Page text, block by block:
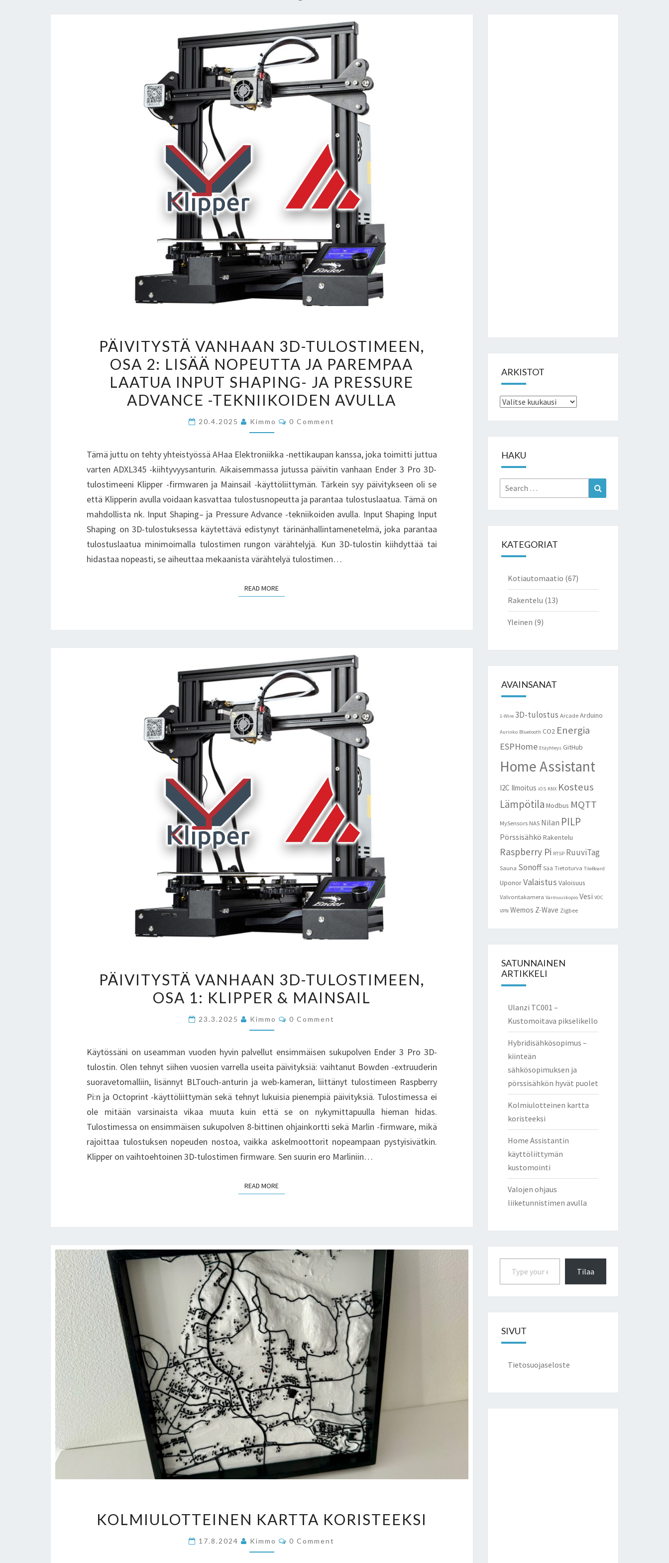
VANHAAN
3D-
TULOSTIMEEN,
OSA
2:
LISÄÄ
JA
PAREMPAA
LAATUA
INPUT
SHAPING-
JA
PRESSURE
ADVANCE
TEKNIIKOIDEN
PÄIVITYSTÄ VANHAAN 3D-TULOSTIMEEN,
OSA 2: LISÄÄ NOPEUTTA JA PAREMPAA
LAATUA INPUT SHAPING- JA PRESSURE
ADVANCE -TEKNIIKOIDEN AVULLA
20.4.2025 Kimmo Comments
0 Comment
Tämä juttu on tehty yhteistyössä AHaa Elektroniikka -nettikaupan kanssa, joka toimitti juttua
varten ADXL345 -kiihtyvyysanturin. Aikaisemmassa jutussa päivitin vanhaan Ender 3 Pro 3D-
tulostimeeni Klipper -firmwaren ja Mainsail -käyttöliittymän. Tärkein syy päivitykseen oli se
että Klipperin avulla voidaan kasvattaa tulostusnopeutta ja parantaa tulostuslaatua. Tämä on
mahdollista nk. Input Shaping– ja Pressure Advance -tekniikoiden avulla. Input Shaping Input
Shaping on 3D-tulostuksessa käytettävä edistynyt tärinänhallintamenetelmä, joka parantaa
tulostuslaatua minimoimalla tulostimen rungon värähtelyjä. Kun 3D-tulostin kiihdyttää tai
hidastaa nopeasti, se aiheuttaa mekaanista värähtelyä tulostimen…
READ MOREREAD MORE
VANHAAN
3D-
OSA
KLIPPER
&
MAINSAIL
PÄIVITYSTÄ VANHAAN 3D-TULOSTIMEEN,
OSA 1: KLIPPER & MAINSAIL
23.3.2025 Kimmo Comments
0 Comment
Käytössäni on useamman vuoden hyvin palvellut ensimmäisen sukupolven Ender 3 Pro 3D-
tulostin. Olen tehnyt siihen vuosien varrella useita päivityksiä: vaihtanut Bowden -extruuderin
suoravetomalliin, lisännyt BLTouch-anturin ja web-kameran, liittänyt tulostimeen Raspberry
Pi:n ja Octoprint -käyttöliittymän sekä tehnyt lukuisia pienempiä päivityksiä. Tulostimessa ei
ole mitään varsinaista vikaa muuta kuin että se on nykymittapuulla hieman hidas.
Tulostimessa on ensimmäisen sukupolven 8-bittinen ohjainkortti sekä Marlin -firmware, mikä
rajoittaa tulostuksen nopeuden nostoa, vaikka askelmoottorit nopeampaan pystyisivätkin.
Klipper on vaihtoehtoinen 3D-tulostimen firmware. Sen suurin ero Marliniin…
READ MOREREAD MORE
KARTTA
KORISTEEKSI
KOLMIULOTTEINEN KARTTA KORISTEEKSI
17.8.2024 Kimmo Comments
0 Comment
ARKISTOT
Arkistot
HAKU
Search
for:
KATEGORIAT
Kotiautomaatio (67)
Rakentelu (13)
Yleinen (9)
AVAINSANAT
1-Wire 3D-tulostus Arcade Arduino
Aurinko Bluetooth CO2 Energia
ESPHome Etäyhteys GitHub
Home Assistant
I2C Ilmoitus iOS KNX Kosteus
Lämpötila Modbus MQTT
MySensors NAS Nilan PILP
Pörssisähkö Rakentelu
Raspberry Pi RTSP RuuviTag
Sauna Sonoff Sää Tietoturva TileBoard
UponorValaistus Valoisuus
Valvontakamera Varmuuskopio Vesi VOC
VPN Wemos Z-Wave Zigbee
SATUNNAINEN
ARTIKKELI
Ulanzi TC001 –
Kustomoitava pikselikello
Hybridisähkösopimus –
kiinteän
sähkösopimuksen ja
pörssisähkön hyvät puolet
Kolmiulotteinen kartta
koristeeksi
Home Assistantin
käyttöliittymän
kustomointi
Valojen ohjaus
liiketunnistimen avulla
Type your email…
Tilaa
SIVUT
Tietosuojaseloste